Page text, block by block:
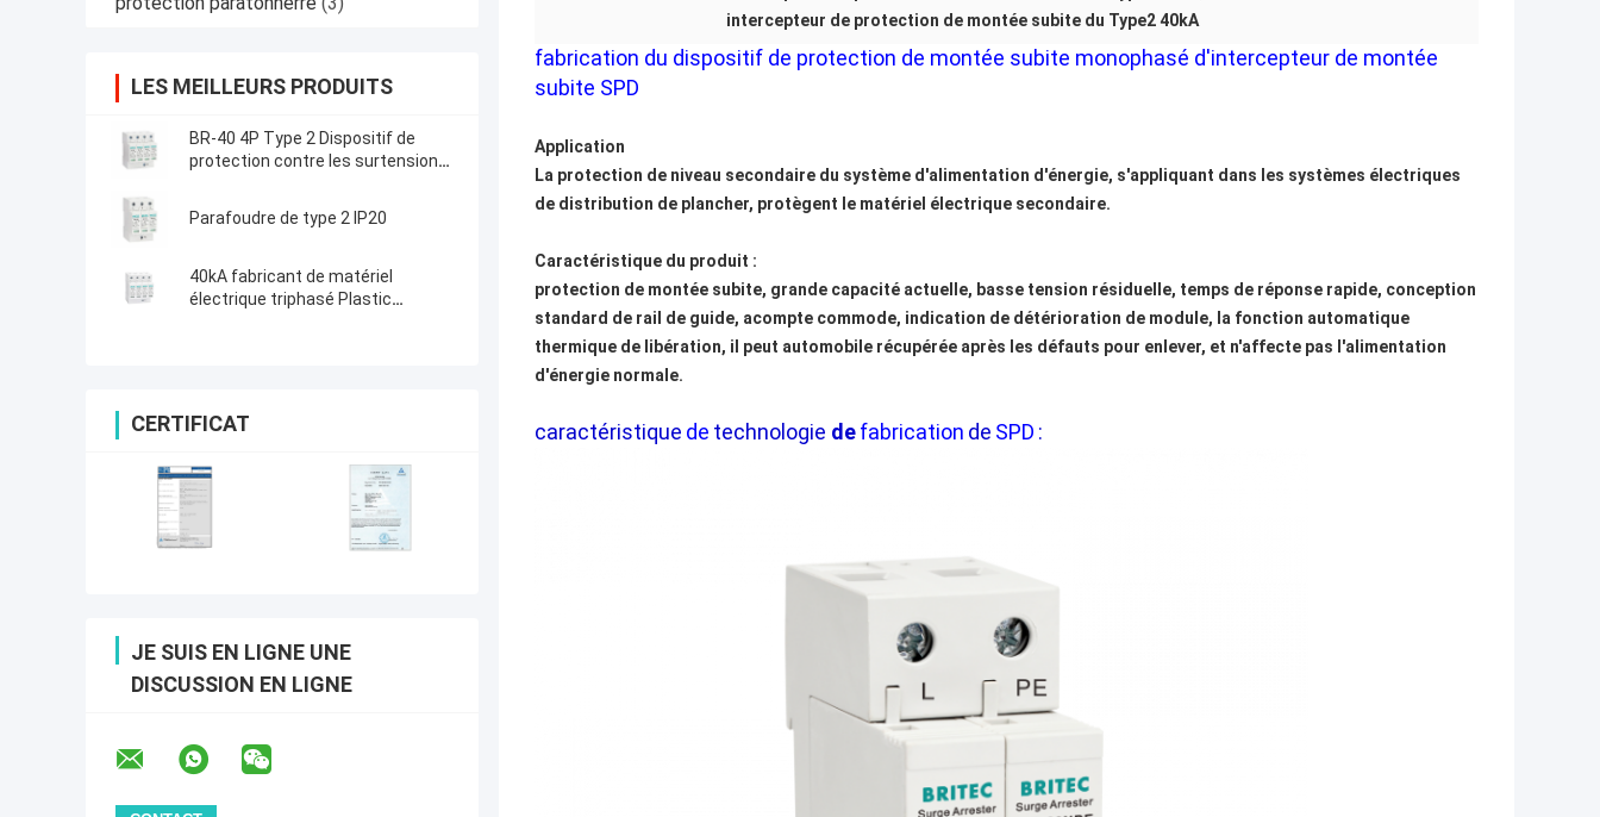
LES MEILLEURS PRODUITS
BR-40 4P Type 2 Dispositif de
protection contre les surtensions
Parafoudre de type 2 IP20
40kA fabricant de matériel
électrique triphasé Plastic
CERTIFICAT
JE SUIS EN LIGNE UNE
DISCUSSION EN LIGNE
intercepteur de protection de montée subite du Type2 40kA
fabrication du dispositif de protection de montée subite monophasé d'intercepteur de montée
subite SPD
Application
La protection de niveau secondaire du système d'alimentation d'énergie, s'appliquant dans les systèmes électriques
de distribution de plancher, protègent le matériel électrique secondaire.
Caractéristique du produit :
protection de montée subite, grande capacité actuelle, basse tension résiduelle, temps de réponse rapide, conception
standard de rail de guide, acompte commode, indication de détérioration de module, la fonction automatique
thermique de libération, il peut automobile récupérée après les défauts pour enlever, et n'affecte pas l'alimentation
d'énergie normale.
caractéristique de technologie defabrication de SPD :